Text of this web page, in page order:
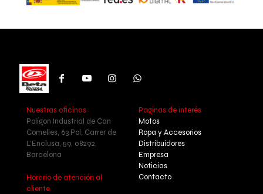
Nuestras oficinas
Polígon Industrial de Can
Comelles, 63 Pol, Carrer de
L'Enclusa, 59, 08292,
Barcelona
Horario de atención al
cliente
Paginas de interés
Motos
Ropa y Accesorios
Distribuidores
Empresa
Noticias
Contacto